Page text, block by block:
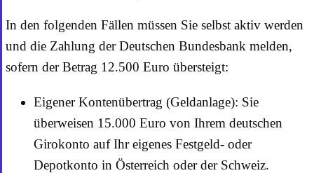
In den folgenden Fällen müssen Sie selbst aktiv werden
und die Zahlung der Deutschen Bundesbank melden,
sofern der Betrag 12.500 Euro übersteigt:
Eigener Kontenübertrag (Geldanlage): Sie
überweisen 15.000 Euro von Ihrem deutschen
Girokonto auf Ihr eigenes Festgeld- oder
Depotkonto in Österreich oder der Schweiz.